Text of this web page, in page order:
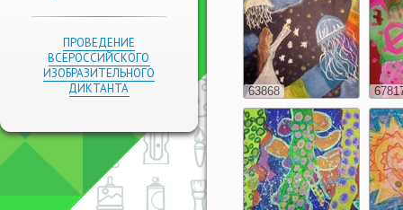
ПРОВЕДЕНИЕ
ВСЕРОССИЙСКОГО
ИЗОБРАЗИТЕЛЬНОГО
ДИКТАНТА
63868